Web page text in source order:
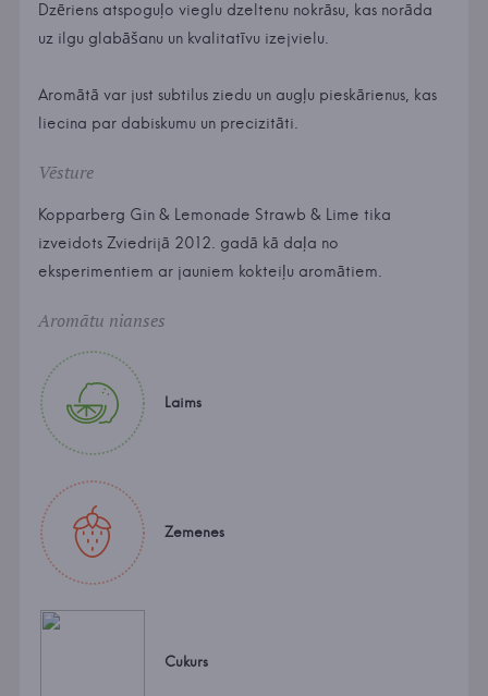
Dzēriens atspoguļo vieglu dzeltenu nokrāsu, kas norāda
uz ilgu glabāšanu un kvalitatīvu izejvielu.
Aromātā var just subtilus ziedu un augļu pieskārienus, kas
liecina par dabiskumu un precizitāti.
Vēsture
Kopparberg Gin & Lemonade Strawb & Lime tika
izveidots Zviedrijā 2012. gadā kā daļa no
eksperimentiem ar jauniem kokteiļu aromātiem.
Aromātu nianses
Laims
Zemenes
Cukurs